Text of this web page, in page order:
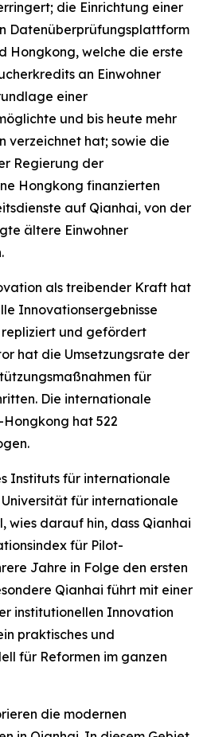
die Einrichtung einer
Datenüberprüfungsplattform
Hongkong, welche die erste
an Einwohner
einer
und bis heute mehr
verzeichnet hat; sowie die
Regierung der
Hongkong finanzierten
auf Qianhai, von der
ältere Einwohner
als treibender Kraft hat
Innovationsergebnisse
und gefördert
hat die Umsetzungsrate der
für
Die internationale
Hongkong hat 522
Instituts für internationale
für internationale
wies darauf hin, dass Qianhai
für Pilot-
Jahre in Folge den ersten
Qianhai führt mit einer
institutionellen Innovation
praktisches und
für Reformen im ganzen
die modernen